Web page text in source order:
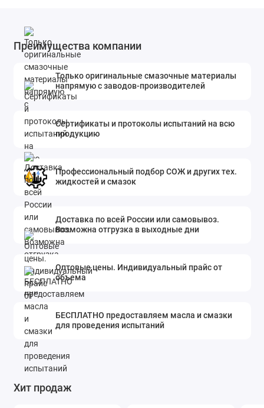
Преимущества компании
Только оригинальные смазочные материалы
напрямую с заводов-производителей
Сертификаты и протоколы испытаний на всю
продукцию
Профессиональный подбор СОЖ и других тех.
жидкостей и смазок
Доставка по всей России или самовывоз.
Возможна отгрузка в выходные дни
Оптовые цены. Индивидуальный прайс от
объема
БЕСПЛАТНО предоставляем масла и смазки
для проведения испытаний
Хит продаж